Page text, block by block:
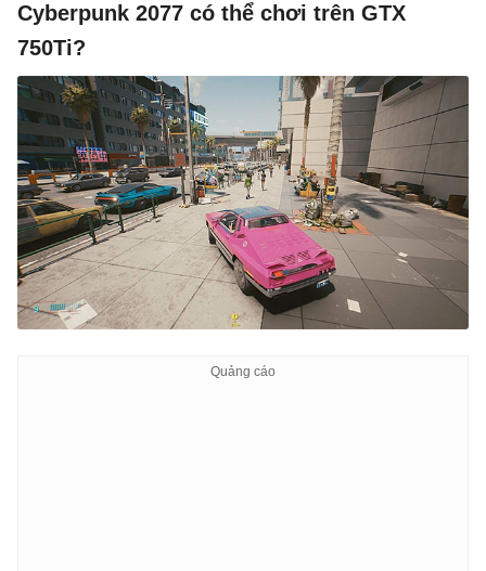
Cyberpunk 2077 có thể chơi trên GTX
750Ti?